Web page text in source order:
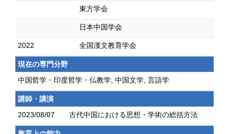
東方学会
日本中国学会
2022 全国漢文教育学会
現在の専門分野
中国哲学・印度哲学・仏教学, 中国文学, 言語学
講師・講演
2023/08/07
古代中国における思想・学術の総括方法